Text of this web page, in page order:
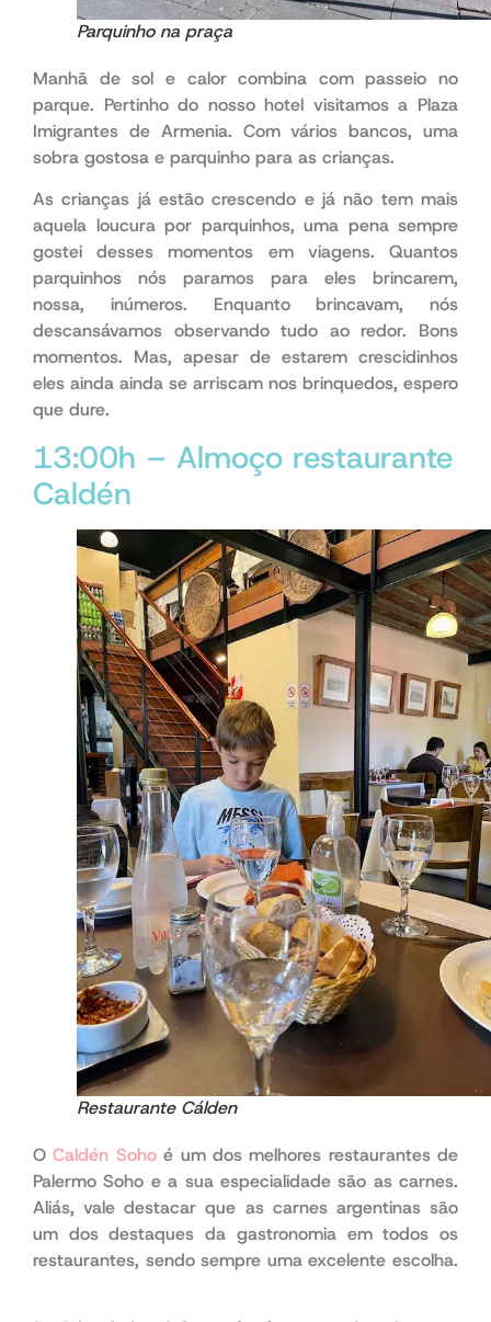
Parquinho na praça
Manhã de sol e calor combina com passeio no
parque. Pertinho do nosso hotel visitamos a Plaza
Imigrantes de Armenia. Com vários bancos, uma
sobra gostosa e parquinho para as crianças.
As crianças já estão crescendo e já não tem mais
aquela loucura por parquinhos, uma pena sempre
gostei desses momentos em viagens. Quantos
parquinhos nós paramos para eles brincarem,
nossa, inúmeros. Enquanto brincavam, nós
descansávamos observando tudo ao redor. Bons
momentos. Mas, apesar de estarem crescidinhos
eles ainda ainda se arriscam nos brinquedos, espero
que dure.
13:00h – Almoço restaurante
Caldén
Restaurante Cálden
OCaldén Sohoé um dos melhores restaurantes de
Palermo Soho e a sua especialidade são as carnes.
Aliás, vale destacar que as carnes argentinas são
um dos destaques da gastronomia em todos os
restaurantes, sendo sempre uma excelente escolha.